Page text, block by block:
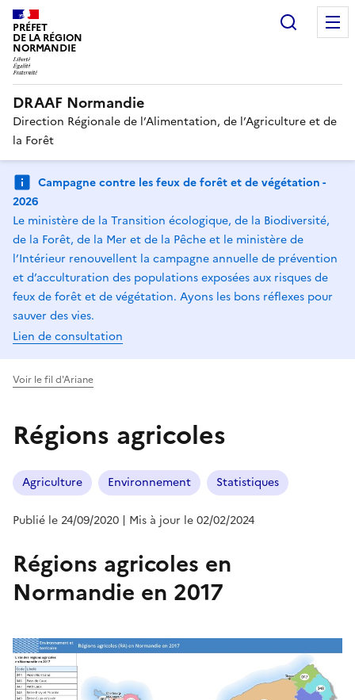
PRÉFET
DE LA RÉGION
NORMANDIE
DRAAF Normandie
Direction Régionale de l’Alimentation, de l’Agriculture et de
la Forêt
Campagne contre les feux de forêt et de végétation -
2026
Le ministère de la Transition écologique, de la Biodiversité,
de la Forêt, de la Mer et de la Pêche et le ministère de
l’Intérieur renouvellent la campagne annuelle de prévention
et d’acculturation des populations exposées aux risques de
feux de forêt et de végétation. Ayons les bons réflexes pour
sauver des vies.
Lien de consultation
Voir le fil d'Ariane
Régions agricoles
Agriculture Environnement Statistiques
Publié le 24/09/2020 | Mis à jour le 02/02/2024
Régions agricoles en
Normandie en 2017